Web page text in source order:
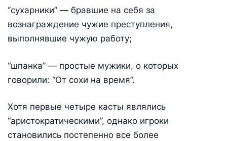
“сухарники” — бравшие на себя за
вознаграждение чужие преступления,
выполнявшие чужую работу;
“шпанка” — простые мужики, о которых
говорили: “От сохи на время”.
Хотя первые четыре касты являлись
“аристократическими”, однако игроки
становились постепенно все более